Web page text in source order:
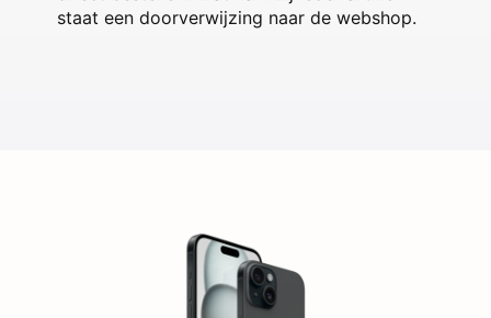
staat een doorverwijzing naar de webshop.